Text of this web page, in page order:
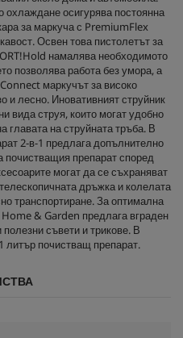
охлаждане осигурява постоянна
за маркуча с PremiumFlex
Освен това пистолетът за
намалява необходимото
позволява работа без умора, а
маркучът за високо
и лесно. Иновативният струйник
вида струя, които могат удобно
главата на струйната тръба. В
2-в-1 предлага допълнително
почистващия препарат според
могат да се съхраняват
дръжка и колелата
транспортиране. За оптимална
& Garden предлага вграден
съвети и трикове. В
литър почистващ препарат.